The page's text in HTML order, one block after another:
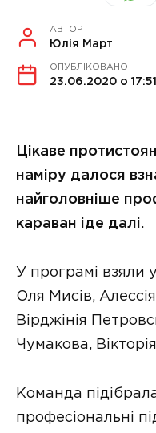
АВТОР
Юлія Март
ОПУБЛІКОВАНО
23.06.2020 о 17:51
Цікаве
наміру далося
найголовніше
караван іде далі.
У програмі взяли
Оля Мисів,
Вірджінія
Чумакова,
Команда
професіональні